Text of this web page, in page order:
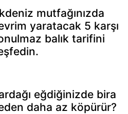
mutfağınızda
yaratacak 5 karşı
balık tarifini
eğdiğinizde bira
daha az köpürür?